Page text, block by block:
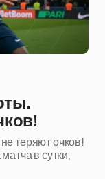
теряют очков!
в сутки,